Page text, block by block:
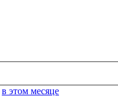
в этом месяце